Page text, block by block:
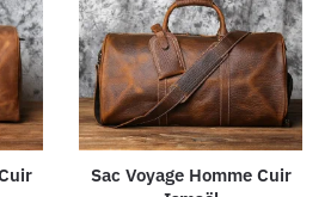
Sac Voyage Homme Cuir